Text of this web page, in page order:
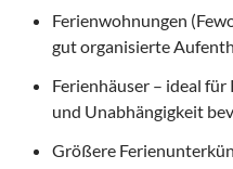
Ferienwohnungen
gut organisierte
Ferienhäuser – ideal für
und Unabhängigkeit
Größere